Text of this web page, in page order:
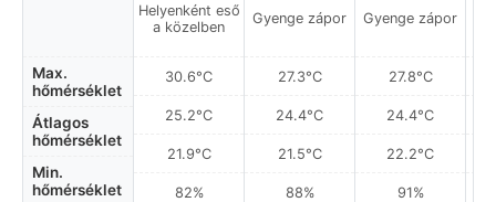
Max.
hőmérséklet
Átlagos
hőmérséklet
Min.
hőmérséklet
Helyenként eső
a közelben
30.6°C
25.2°C
21.9°C
82%
Gyenge zápor
27.3°C
24.4°C
21.5°C
88%
Gyenge zápor
27.8°C
24.4°C
22.2°C
91%